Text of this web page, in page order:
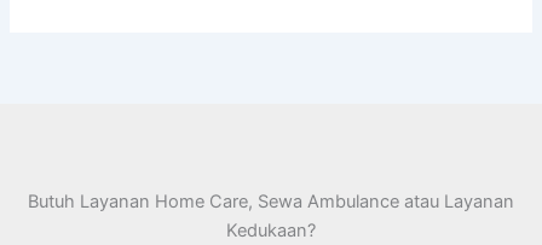
Butuh Layanan Home Care, Sewa Ambulance atau Layanan
Kedukaan?